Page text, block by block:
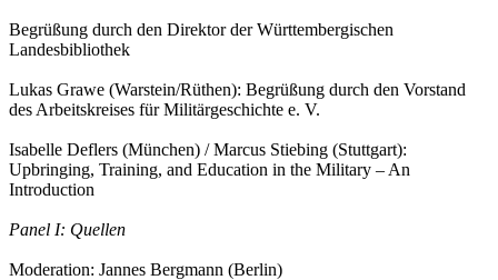
Begrüßung durch den Direktor der Württembergischen
Landesbibliothek
Lukas Grawe (Warstein/Rüthen): Begrüßung durch den Vorstand
des Arbeitskreises für Militärgeschichte e. V.
Isabelle Deflers (München) / Marcus Stiebing (Stuttgart):
Upbringing, Training, and Education in the Military – An
Introduction
Panel I: Quellen
Moderation: Jannes Bergmann (Berlin)